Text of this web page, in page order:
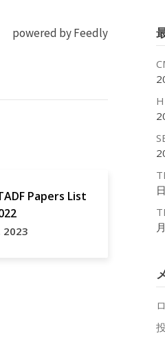
powered by Feedly
Papers List
2023
ブ
日